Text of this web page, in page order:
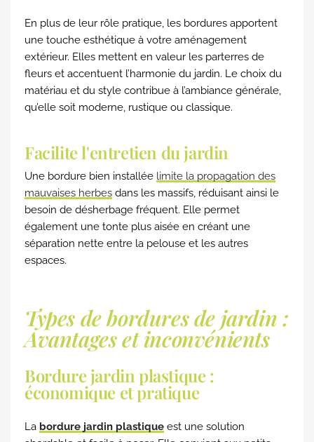
En plus de leur rôle pratique, les bordures apportent
une touche esthétique à votre aménagement
extérieur. Elles mettent en valeur les parterres de
fleurs et accentuent l’harmonie du jardin. Le choix du
matériau et du style contribue à l’ambiance générale,
qu’elle soit moderne, rustique ou classique.
Facilite l'entretien du jardin
Une bordure bien installée limite la propagation des
mauvaises herbes dans les massifs, réduisant ainsi le
besoin de désherbage fréquent. Elle permet
également une tonte plus aisée en créant une
séparation nette entre la pelouse et les autres
espaces.
Types de bordures de jardin :
Avantages et inconvénients
Bordure jardin plastique :
économique et pratique
La bordure jardin plastique est une solution